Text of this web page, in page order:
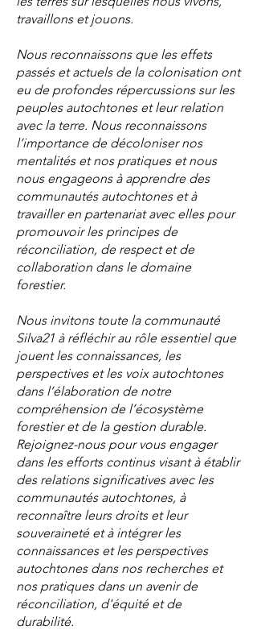
étudiants de premier cycle profiteront
des interactions avec l’équipe de
recherche de Silva21 en fournissant des
données pour les projets de premier
cycle ainsi qu’en présentant aux
étudiants le processus de recherche et
les besoins sylvicoles de la forêt
canadienne et plus largement dans
l’industrie. L’inclusion des étudiants de
premier cycle dans Silva21 fournit
également un moyen de promouvoir
les activités de Silva21 dans nos
programmes de premier cycle
respectifs en permettre l’exposition à
un large group d’étudiants divers et
PHQ de deuxième cycle à la fin de
leurs programmes de premier cycle.
travaillons et jouons.
Nous reconnaissons que les effets
passés et actuels de la colonisation ont
eu de profondes répercussions sur les
peuples autochtones et leur relation
avec la terre. Nous reconnaissons
l’importance de décoloniser nos
mentalités et nos pratiques et nous
nous engageons à apprendre des
communautés autochtones et à
travailler en partenariat avec elles pour
promouvoir les principes de
réconciliation, de respect et de
collaboration dans le domaine
forestier.
Nous invitons toute la communauté
Silva21 à réfléchir au rôle essentiel que
jouent les connaissances, les
perspectives et les voix autochtones
dans l’élaboration de notre
compréhension de l’écosystème
forestier et de la gestion durable.
Rejoignez-nous pour vous engager
dans les efforts continus visant à établir
des relations significatives avec les
communautés autochtones, à
reconnaître leurs droits et leur
souveraineté et à intégrer les
connaissances et les perspectives
autochtones dans nos recherches et
nos pratiques dans un avenir de
réconciliation, d'équité et de
durabilité.